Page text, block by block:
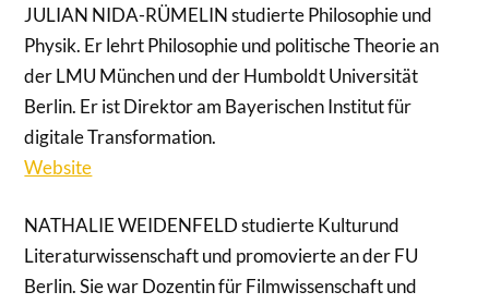
JULIAN NIDA-RÜMELIN studierte Philosophie und
Physik. Er lehrt Philosophie und politische Theorie an
der LMU München und der Humboldt Universität
Berlin. Er ist Direktor am Bayerischen Institut für
digitale Transformation.
Website
NATHALIE WEIDENFELD studierte Kulturund
Literaturwissenschaft und promovierte an der FU
Berlin. Sie war Dozentin für Filmwissenschaft und